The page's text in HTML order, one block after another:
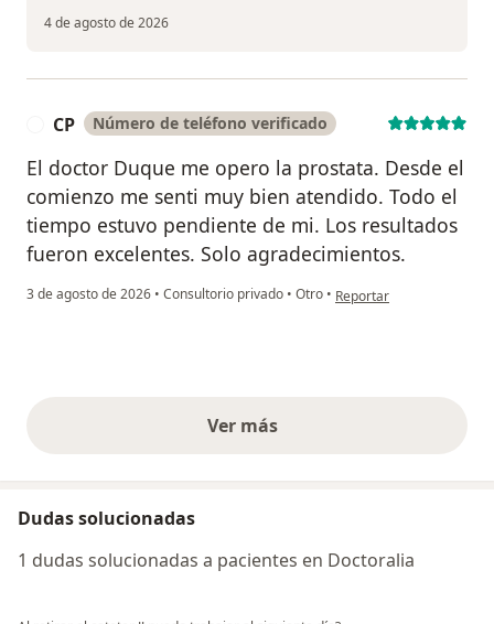
4 de agosto de 2026
CP Número de teléfono verificado
El doctor Duque me opero la prostata. Desde el
comienzo me senti muy bien atendido. Todo el
tiempo estuvo pendiente de mi. Los resultados
fueron excelentes. Solo agradecimientos.
3 de agosto de 2026 • Consultorio privado • Otro • en opinión del usuario CP
Reportar
Ver másopiniones anteriores
Dudas solucionadas
1 dudas solucionadas a pacientes en Doctoralia